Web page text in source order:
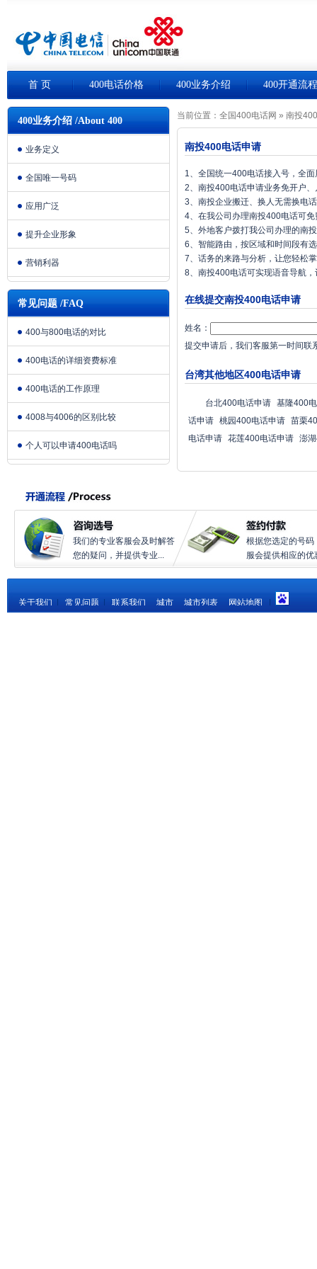
首 页 400电话价格 400业务介绍 400开通流程
400业务介绍 /About 400
业务定义
全国唯一号码
应用广泛
提升企业形象
营销利器
常见问题 /FAQ
400与800电话的对比
400电话的详细资费标准
400电话的工作原理
4008与4006的区别比较
个人可以申请400电话吗
当前位置： 全国400电话网 » 南投
南投400电话申请
1、全国统一400电话接入号，全
2、南投400电话申请业务免开户
3、南投企业搬迁、换人无需换电
4、在我公司办理南投400电话可
5、外地客户拨打我公司办理的南
6、智能路由，按区域和时间段有
7、话务的来路与分析，让您轻松
8、南投400电话可实现语音导航
在线提交南投400电话申请
姓名：
提交申请后，我们客服第一时间联
台湾其他地区400电话申请
台北400电话申请 基隆400
话申请 桃园400电话申请 苗栗
电话申请 花莲400电话申请 澎
我们的专业客服会及时解答
您的疑问，并提供专业...
根据您选定的号码
服会提供相应的优
关于我们 常见问题 联系我们 城市 城市列表 网站地图